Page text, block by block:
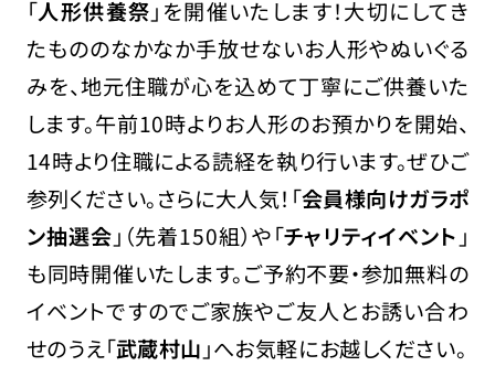
「人形供養祭 」を開催いたします！大切にしてき
たもののなかなか手放せないお人形やぬいぐる
みを、地元住職が心を込めて丁寧にご供養いた
します。午前10時よりお人形のお預かりを開始、
14時より住職による読経を執り行います。ぜひご
参列ください。さらに大人気！「会員様向けガラポ
ン抽選会 」（先着150組）や「チャリティイベント 」
も同時開催いたします。ご予約不要・参加無料の
イベントですのでご家族やご友人とお誘い合わ
せのうえ「武蔵村山 」へお気軽にお越しください。